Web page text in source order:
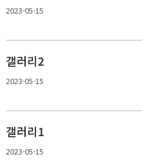
2023-05-15
갤러리2
2023-05-15
갤러리1
2023-05-15